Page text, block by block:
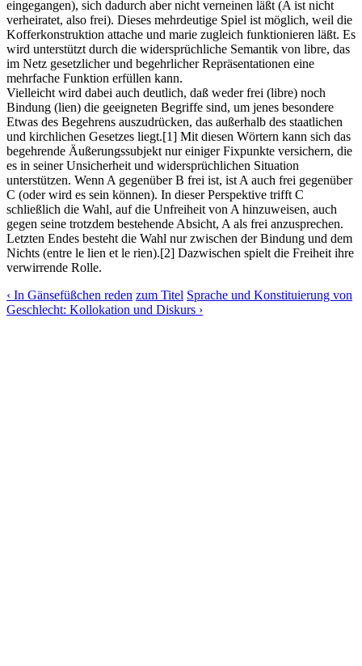
eingegangen), sich dadurch aber nicht verneinen läßt (A ist nicht
verheiratet, also frei). Dieses mehrdeutige Spiel ist möglich, weil die
Kofferkonstruktion attache und marie zugleich funktionieren läßt. Es
wird unterstützt durch die widersprüchliche Semantik von libre, das
im Netz gesetzlicher und begehrlicher Repräsentationen eine
mehrfache Funktion erfüllen kann.
Vielleicht wird dabei auch deutlich, daß weder frei (libre) noch
Bindung (lien) die geeigneten Begriffe sind, um jenes besondere
Etwas des Begehrens auszudrücken, das außerhalb des staatlichen
und kirchlichen Gesetzes liegt.[1] Mit diesen Wörtern kann sich das
begehrende Äußerungssubjekt nur einiger Fixpunkte versichern, die
es in seiner Unsicherheit und widersprüchlichen Situation
unterstützen. Wenn A gegenüber B frei ist, ist A auch frei gegenüber
C (oder wird es sein können). In dieser Perspektive trifft C
schließlich die Wahl, auf die Unfreiheit von A hinzuweisen, auch
gegen seine trotzdem bestehende Absicht, A als frei anzusprechen.
Letzten Endes besteht die Wahl nur zwischen der Bindung und dem
Nichts (entre le lien et le rien).[2] Dazwischen spielt die Freiheit ihre
verwirrende Rolle.
‹ In Gänsefüßchen reden zum Titel Sprache und Konstituierung von
Geschlecht: Kollokation und Diskurs ›